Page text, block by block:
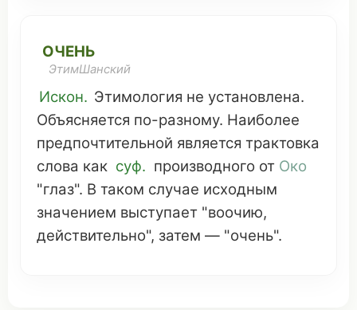
ОЧЕНЬ
ЭтимШанский
Искон. Этимология не установлена.
Объясняется по-разному. Наиболее
предпочтительной является трактовка
слова как суф. производного от Око
"глаз". В таком случае исходным
значением выступает "воочию,
действительно", затем — "очень".